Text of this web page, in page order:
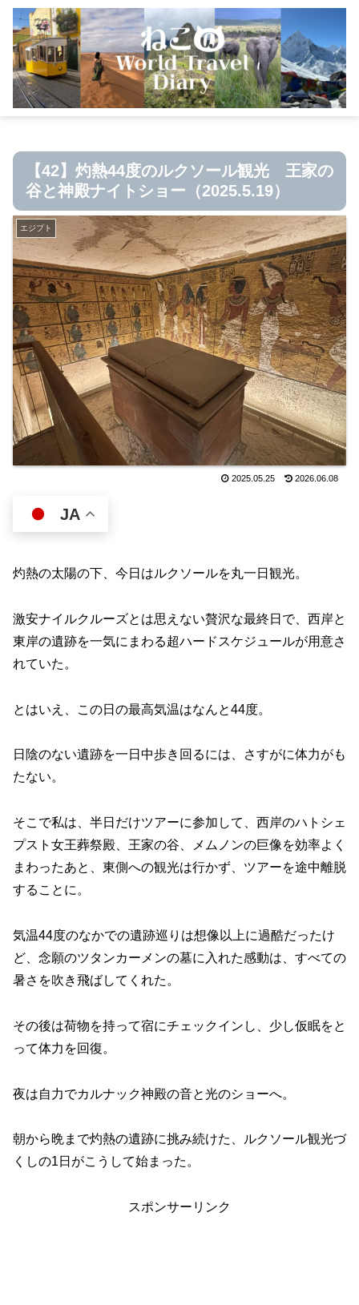
【42】灼熱44度のルクソール観光 王家の
谷と神殿ナイトショー（2025.5.19）
エジプト
2025.05.25 2026.06.08
JA
灼熱の太陽の下、今日はルクソールを丸一日観光。
激安ナイルクルーズとは思えない贅沢な最終日で、西岸と
東岸の遺跡を一気にまわる超ハードスケジュールが用意さ
れていた。
とはいえ、この日の最高気温はなんと44度。
日陰のない遺跡を一日中歩き回るには、さすがに体力がも
たない。
そこで私は、半日だけツアーに参加して、西岸のハトシェ
プスト女王葬祭殿、王家の谷、メムノンの巨像を効率よく
まわったあと、東側への観光は行かず、ツアーを途中離脱
することに。
気温44度のなかでの遺跡巡りは想像以上に過酷だったけ
ど、念願のツタンカーメンの墓に入れた感動は、すべての
暑さを吹き飛ばしてくれた。
その後は荷物を持って宿にチェックインし、少し仮眠をと
って体力を回復。
夜は自力でカルナック神殿の音と光のショーへ。
朝から晩まで灼熱の遺跡に挑み続けた、ルクソール観光づ
くしの1日がこうして始まった。
スポンサーリンク